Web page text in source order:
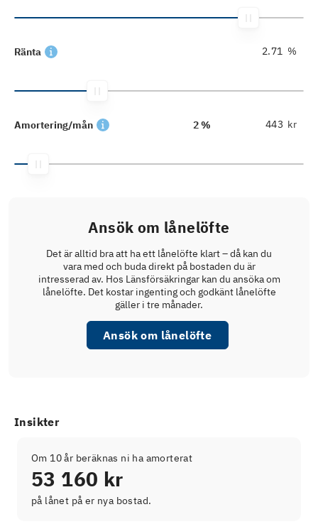
Ränta %
Amortering/mån 2 % kr
Ansök om lånelöfte
Det är alltid bra att ha ett lånelöfte klart – då kan du
vara med och buda direkt på bostaden du är
intresserad av. Hos Länsförsäkringar kan du ansöka om
lånelöfte. Det kostar ingenting och godkänt lånelöfte
gäller i tre månader.
Ansök om lånelöfte
Insikter
Om 10 år beräknas ni ha amorterat
53 160 kr
på lånet på er nya bostad.